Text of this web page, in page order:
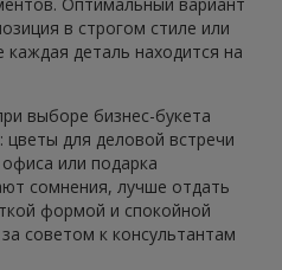
в строгом стиле или
деталь находится на
выборе бизнес-букета
для деловой встречи
или подарка
сомнения, лучше отдать
формой и спокойной
советом к консультантам